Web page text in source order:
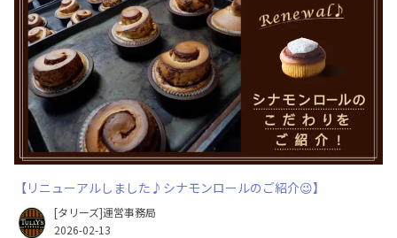
【リニューアルしました♪シナモンロールのご紹介😉】
[タリーズ]運営事務局
2026-02-13